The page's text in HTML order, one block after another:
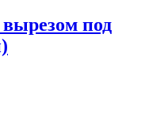
вырезом под